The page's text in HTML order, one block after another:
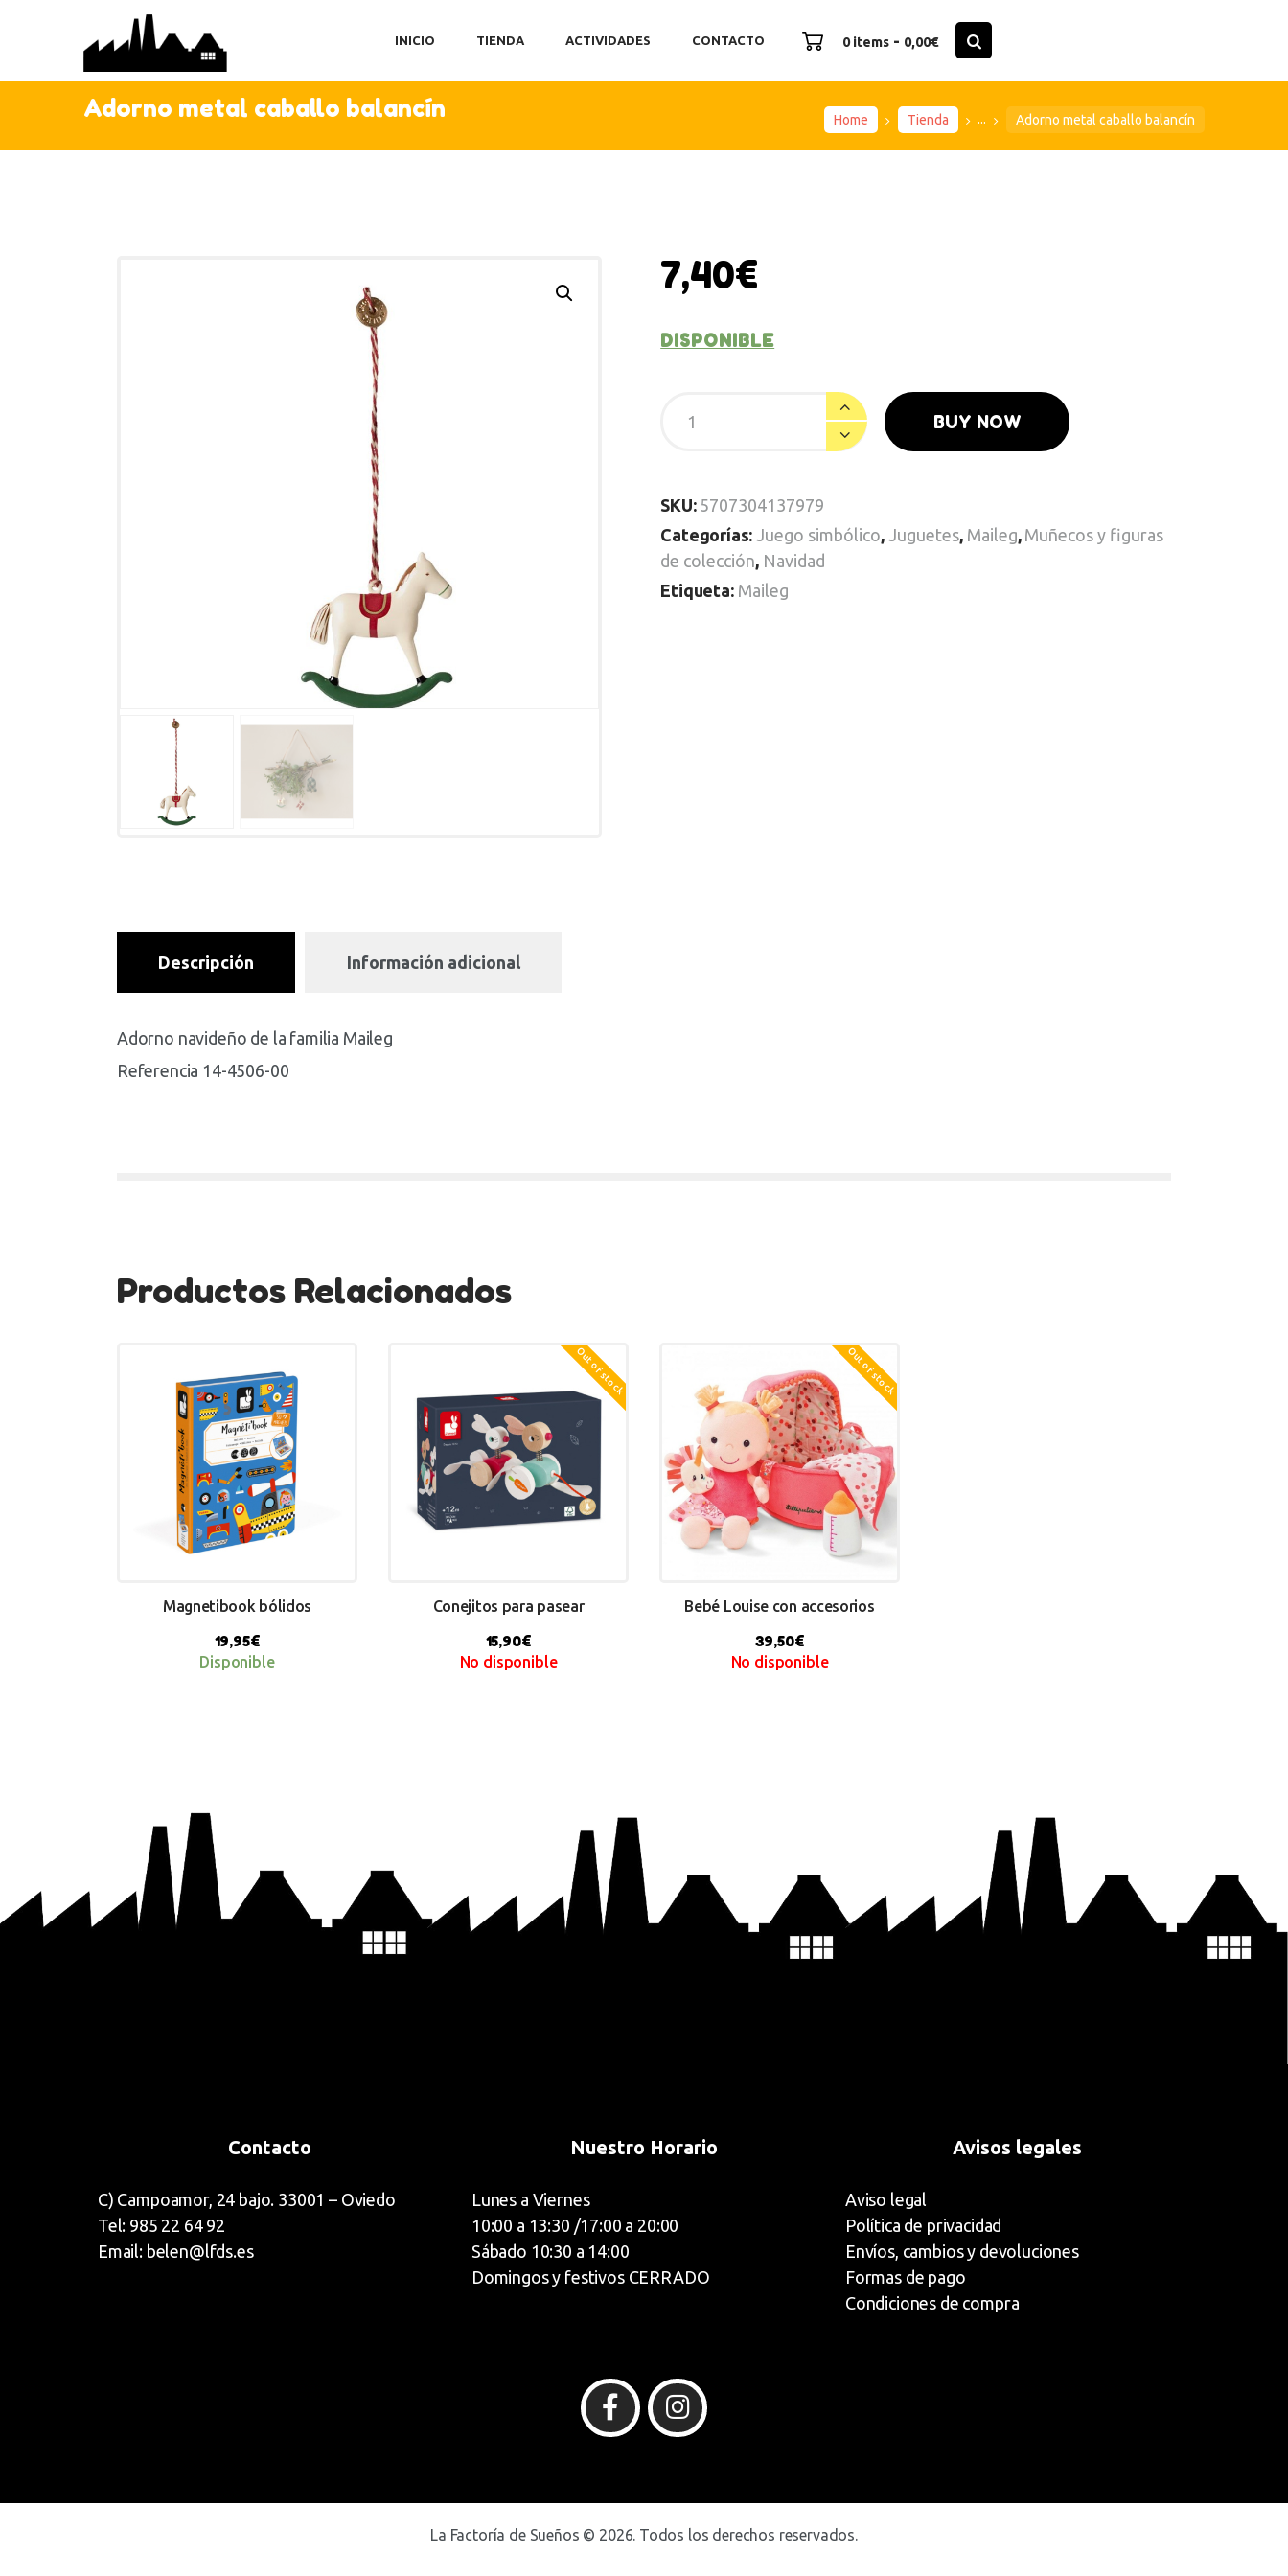
INICIO TIENDA ACTIVIDADES CONTACTO 0 items - 0,00€
Adorno metal caballo balancín Home Tienda ... Adorno metal caballo balancín
TIENDA
ACTIVIDADES
CONTACTO
7,40€
DISPONIBLE
BUY NOW
SKU: 5707304137979
Categorías:Juego simbólico, Juguetes, Maileg, Muñecos y figuras
de colección, Navidad
Etiqueta: Maileg
Descripción Información adicional
Adorno navideño de la familia Maileg
Referencia 14-4506-00
Productos Relacionados
Magnetibook bólidos
19,95€
Disponible
Out of stock
Conejitos para pasear
15,90€
No disponible
Out of stock
Bebé Louise con accesorios
39,50€
No disponible
Contacto
C) Campoamor, 24 bajo. 33001 – Oviedo
Tel: 985 22 64 92
Email: belen@lfds.es
Nuestro Horario
Lunes a Viernes
10:00 a 13:30 /17:00 a 20:00
Sábado 10:30 a 14:00
Domingos y festivos CERRADO
Avisos legales
Aviso legal
Política de privacidad
Envíos, cambios y devoluciones
Formas de pago
Condiciones de compra
La Factoría de Sueños © 2026. Todos los derechos reservados.